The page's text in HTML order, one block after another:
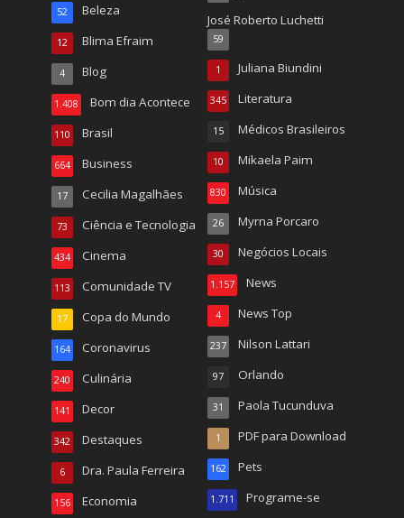
Beleza
52
Blima Efraim
12
Blog
4
Bom dia Acontece
1.408
Brasil
110
Business
664
Cecilia Magalhães
17
Ciência e Tecnologia
73
Cinema
434
Comunidade TV
113
Copa do Mundo
17
Coronavirus
164
Culinária
240
Decor
141
Destaques
342
Dra. Paula Ferreira
6
Economia
156
José Roberto Luchetti
59
Juliana Biundini
1
Literatura
345
Médicos Brasileiros
15
Mikaela Paim
10
Música
830
Myrna Porcaro
26
Negócios Locais
30
News
1.157
News Top
4
Nilson Lattari
237
Orlando
97
Paola Tucunduva
31
PDF para Download
1
Pets
162
Programe-se
1.711